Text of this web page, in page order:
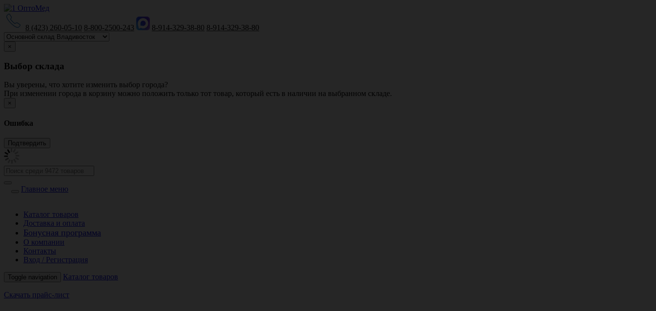
8 (423) 260-05-10 8-800-2500-243 8-914-329-38-80 8-914-329-38-80
×
Выбор склада
Вы уверены, что хотите изменить выбор города?
При изменении города в корзину можно положить только тот товар, который есть в наличии на выбранном складе.
×
Ошибка
Главное меню
Каталог товаров
Доставка и оплата
Бонусная программа
О компании
Контакты
Вход / Регистрация
Toggle navigation Каталог товаров
Скачать прайс-лист